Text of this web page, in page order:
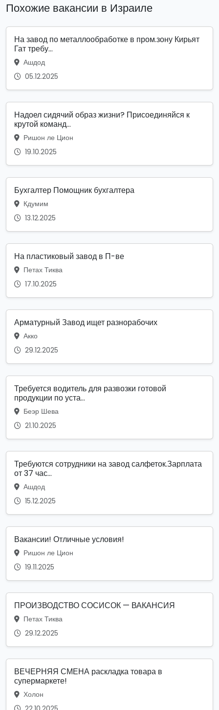
Похожие вакансии в Израиле
На завод по металлообработке в пром.зону Кирьят
Гат требу...
Ашдод
05.12.2025
Надоел сидячий образ жизни? Присоединяйся к
крутой команд...
Ришон ле Цион
19.10.2025
Бухгалтер Помощник бухгалтера
Кдумим
13.12.2025
На пластиковый завод в П-ве
Петах Тиква
17.10.2025
Арматурный Завод ищет разнорабочих
Акко
29.12.2025
Требуется водитель для развозки готовой
продукции по уста...
Беэр Шева
21.10.2025
Требуются сотрудники на завод салфеток.Зарплата
от 37 час...
Ашдод
15.12.2025
Вакансии! Отличные условия!
Ришон ле Цион
19.11.2025
ПРОИЗВОДСТВО СОСИСОК — ВАКАНСИЯ
Петах Тиква
29.12.2025
ВЕЧЕРНЯЯ СМЕНА раскладка товара в
супермаркете!
Холон